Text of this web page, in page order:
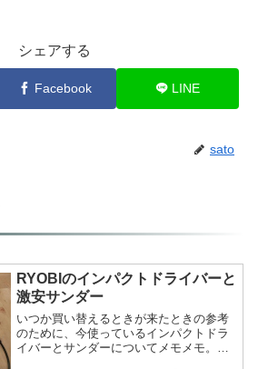
シェアする
Facebook LINE
sato
RYOBIのインパクトドライバーと
激安サンダー
いつか買い替えるときが来たときの参考
のために、今使っているインパクトドラ
イバーとサンダーについてメモメモ。ま